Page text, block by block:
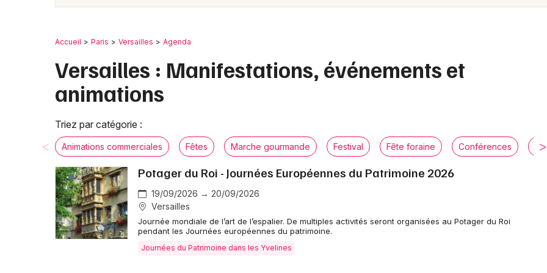
Sports
Expos
Sorties & loisirs
Manifestations en Ile de France
Mulhouse
Nice
Toulouse
Accueil Paris Versailles Agenda
Versailles : Manifestations, événements et
animations
Triez par catégorie :
Animations commerciales Fêtes Marche gourmande Festival Fête foraine Conférences
Potager du Roi - Journées Européennes du Patrimoine 2026
19/09/2026 → 20/09/2026
Versailles
Journée mondiale de l’art de l’espalier. De multiples activités seront organisées au Potager du Roi
pendant les Journées européennes du patrimoine.
Journées du Patrimoine dans les Yvelines